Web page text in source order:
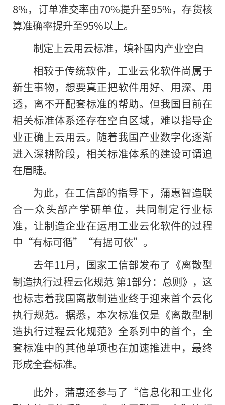
8%，订单准交率由70%提升至95%，存货核
算准确率提升至95%以上。
制定上云用云标准，填补国内产业空白
相较于传统软件，工业云化软件尚属于
新生事物，想要真正把软件用好、用深、用
透，离不开配套标准的帮助。但我国目前在
相关标准体系还存在空白区域，难以指导企
业正确上云用云。随着我国产业数字化逐渐
进入深耕阶段，相关标准体系的建设可谓迫
在眉睫。
为此，在工信部的指导下，蒲惠智造联
合一众头部产学研单位，共同制定行业标
准，让制造企业在运用工业云化软件的过程
中“有标可循”“有据可依”。
去年11月 ， 国家工信部发布了《离散型
制造执行过程云化规范 第1部分：总则》，这
也标志着我国离散制造业终于迎来首个云化
执行规范。据悉，本次标准仅是《离散型制
造执行过程云化规范》全系列中的首个，全
套标准中的其他单项也在加速推进中，最终
形成全套标准。
此外，蒲惠还参与了“信息化和工业化